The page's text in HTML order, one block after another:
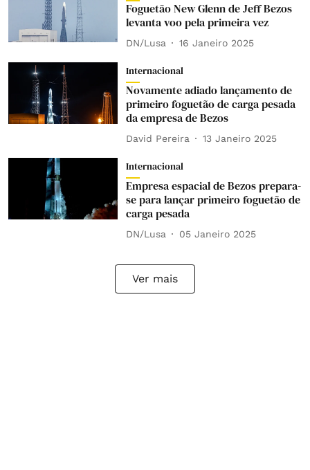
Foguetão New Glenn de Jeff Bezos
levanta voo pela primeira vez
DN/Lusa 16 Janeiro 2025
Internacional
Novamente adiado lançamento de
primeiro foguetão de carga pesada
da empresa de Bezos
David Pereira 13 Janeiro 2025
Internacional
Empresa espacial de Bezos prepara-
se para lançar primeiro foguetão de
carga pesada
DN/Lusa 05 Janeiro 2025
Ver mais